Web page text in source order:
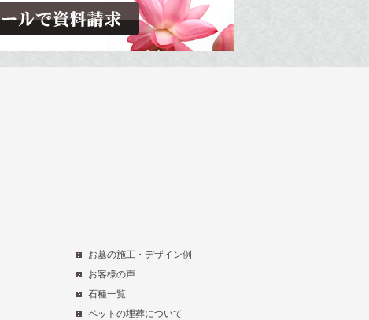
お墓の施工・デザイン例
お客様の声
石種一覧
ペットの埋葬について